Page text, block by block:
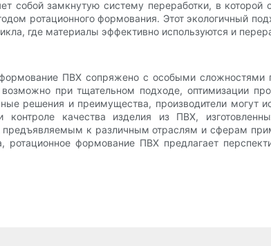
собой замкнутую систему переработки, в
ротационного формования. Этот экологичный
где материалы эффективно используются и
формование ПВХ сопряжено с особыми
при тщательном подходе, оптимизации
решения и преимущества, производители могут
качества изделия из ПВХ,
предъявляемым к различным отраслям и сферам
ротационное формование ПВХ предлагает